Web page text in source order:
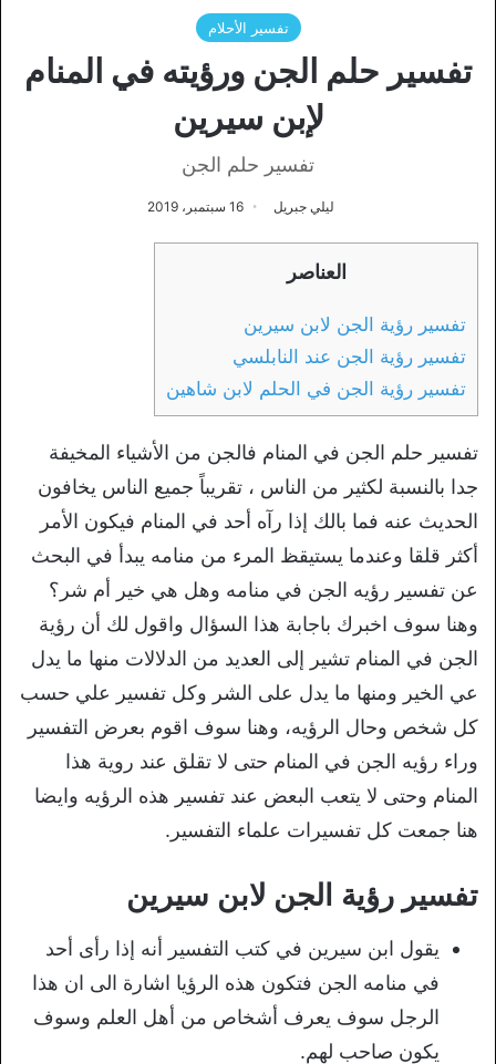
تفسير الأحلام
تفسير حلم الجن ورؤيته في المنام
لإبن سيرين
تفسير حلم الجن
ليلي جبريل 16 سبتمبر، 2019
العناصر
تفسير رؤية الجن لابن سيرين
تفسير رؤية الجن عند النابلسي
تفسير رؤية الجن في الحلم لابن شاهين
تفسير حلم الجن في المنام فالجن من الأشياء المخيفة
جدا بالنسبة لكثير من الناس ، تقريباً جميع الناس يخافون
الحديث عنه فما بالك إذا رآه أحد في المنام فيكون الأمر
أكثر قلقا وعندما يستيقظ المرء من منامه يبدأ في البحث
عن تفسير رؤيه الجن في منامه وهل هي خير أم شر؟
وهنا سوف اخبرك باجابة هذا السؤال واقول لك أن رؤية
الجن في المنام تشير إلى العديد من الدلالات منها ما يدل
عي الخير ومنها ما يدل على الشر وكل تفسير علي حسب
كل شخص وحال الرؤيه، وهنا سوف اقوم بعرض التفسير
وراء رؤيه الجن في المنام حتى لا تقلق عند روية هذا
المنام وحتى لا يتعب البعض عند تفسير هذه الرؤيه وايضا
هنا جمعت كل تفسيرات علماء التفسير.
تفسير رؤية الجن لابن سيرين
يقول ابن سيرين في كتب التفسير أنه إذا رأى أحد
في منامه الجن فتكون هذه الرؤيا اشارة الى ان هذا
الرجل سوف يعرف أشخاص من أهل العلم وسوف
يكون صاحب لهم.